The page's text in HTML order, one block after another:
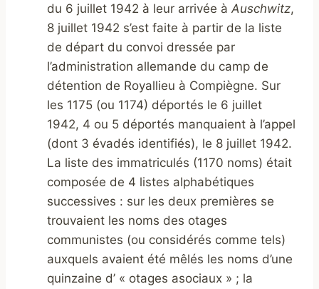
du 6 juillet 1942 à leur arrivée à Auschwitz,
8 juillet 1942 s’est faite à partir de la liste
de départ du convoi dressée par
l’administration allemande du camp de
détention de Royallieu à Compiègne. Sur
les 1175 (ou 1174) déportés le 6 juillet
1942, 4 ou 5 déportés manquaient à l’appel
(dont 3 évadés identifiés), le 8 juillet 1942.
La liste des immatriculés (1170 noms) était
composée de 4 listes alphabétiques
successives : sur les deux premières se
trouvaient les noms des otages
communistes (ou considérés comme tels)
auxquels avaient été mêlés les noms d’une
quinzaine d’ « otages asociaux » ; la